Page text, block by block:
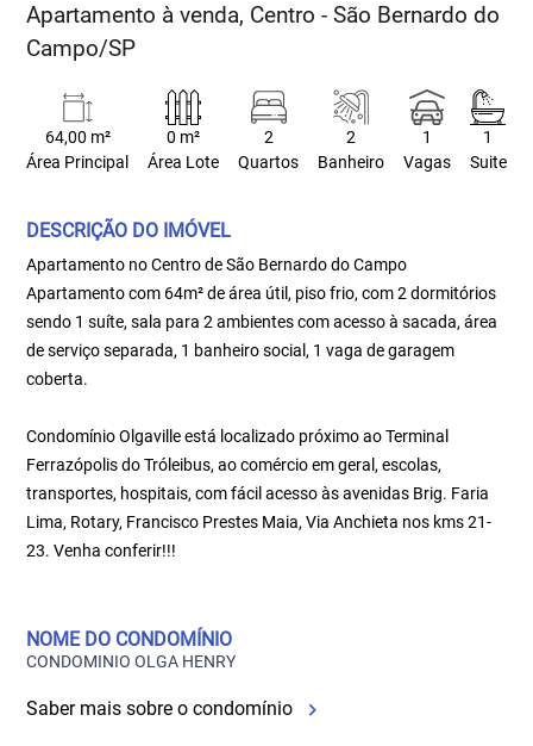
Apartamento à venda, Centro - São Bernardo do
Campo/SP
64,00 m²
Área Principal
0 m²
Área Lote
2
Quartos
2
Banheiro
1
Vagas
1
Suite
DESCRIÇÃO DO IMÓVEL
Apartamento no Centro de São Bernardo do Campo
Apartamento com 64m² de área útil, piso frio, com 2 dormitórios
sendo 1 suíte, sala para 2 ambientes com acesso à sacada, área
de serviço separada, 1 banheiro social, 1 vaga de garagem
coberta.
Condomínio Olgaville está localizado próximo ao Terminal
Ferrazópolis do Tróleibus, ao comércio em geral, escolas,
transportes, hospitais, com fácil acesso às avenidas Brig. Faria
Lima, Rotary, Francisco Prestes Maia, Via Anchieta nos kms 21-
23. Venha conferir!!!
NOME DO CONDOMÍNIO
CONDOMINIO OLGA HENRY
Saber mais sobre o condomínio